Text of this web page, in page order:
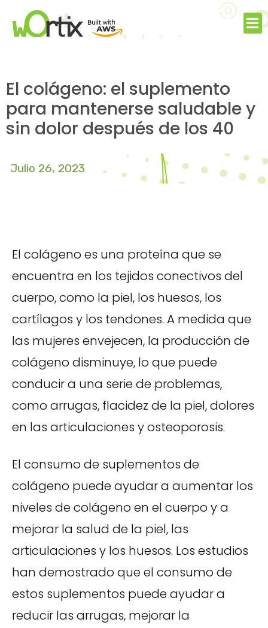
El colágeno: el suplemento
para mantenerse saludable y
sin dolor después de los 40
Julio 26, 2023
El colágeno es una proteína que se
encuentra en los tejidos conectivos del
cuerpo, como la piel, los huesos, los
cartílagos y los tendones. A medida que
las mujeres envejecen, la producción de
colágeno disminuye, lo que puede
conducir a una serie de problemas,
como arrugas, flacidez de la piel, dolores
en las articulaciones y osteoporosis.
El consumo de suplementos de
colágeno puede ayudar a aumentar los
niveles de colágeno en el cuerpo y a
mejorar la salud de la piel, las
articulaciones y los huesos. Los estudios
han demostrado que el consumo de
estos suplementos puede ayudar a
reducir las arrugas, mejorar la